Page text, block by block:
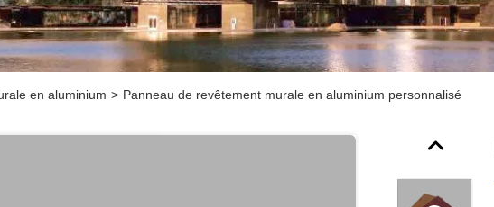
en aluminium > Panneau de revêtement murale en aluminium personnalisé